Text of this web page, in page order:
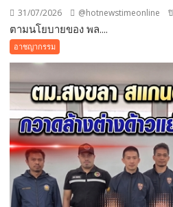
31/07/2026 @hotnewstimeonline
ตามนโยบายของ พล....
อาชญากรรม